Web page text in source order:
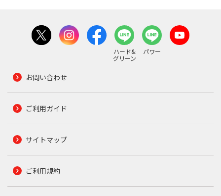
ハード&
グリーン
パワー
お問い合わせ
ご利用ガイド
サイトマップ
ご利用規約